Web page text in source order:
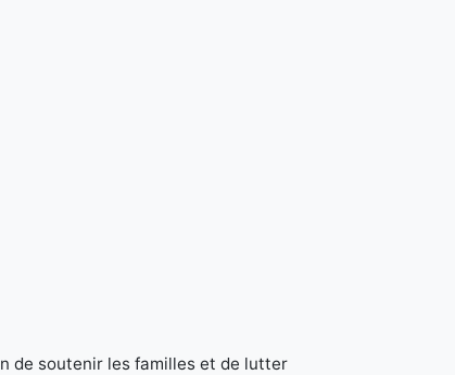
de soutenir les familles et de lutter